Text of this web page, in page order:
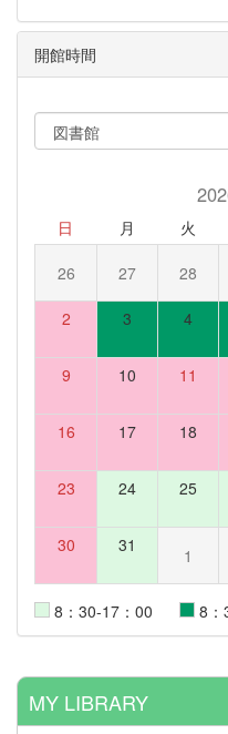
開館時間
日 月 火
26 27 28
2 3 4
9 10 11
16 17 18
23 24 25
30 31 1
8：30-17：00 8：
MY LIBRARY